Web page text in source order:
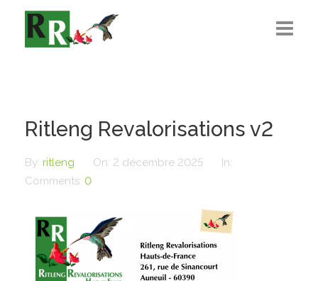
Règlementations
Recrutement
Contact
Ritleng Revalorisations v2
By: ritleng On: 2 décembre 2025
In:
Comments: 0